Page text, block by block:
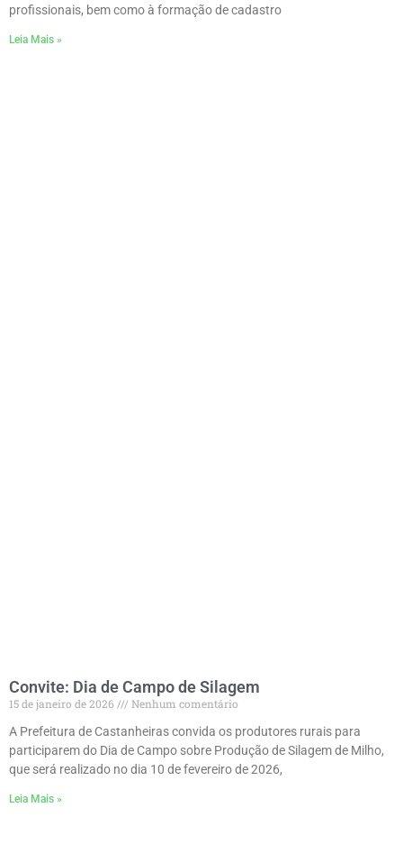
profissionais, bem como à formação de cadastro
Leia Mais »
Convite: Dia de Campo de Silagem
15 de janeiro de 2026
Nenhum comentário
A Prefeitura de Castanheiras convida os produtores rurais para
participarem do Dia de Campo sobre Produção de Silagem de Milho,
que será realizado no dia 10 de fevereiro de 2026,
Leia Mais »